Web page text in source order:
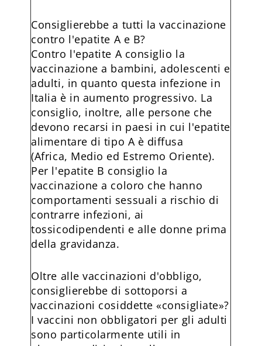
Consiglierebbe a tutti la vaccinazione
contro l'epatite A e B?
Contro l'epatite A consiglio la
vaccinazione a bambini, adolescenti e
adulti, in quanto questa infezione in
Italia è in aumento progressivo. La
consiglio, inoltre, alle persone che
devono recarsi in paesi in cui l'epatite
alimentare di tipo A è diffusa
(Africa, Medio ed Estremo Oriente).
Per l'epatite B consiglio la
vaccinazione a coloro che hanno
comportamenti sessuali a rischio di
contrarre infezioni, ai
tossicodipendenti e alle donne prima
della gravidanza.
Oltre alle vaccinazioni d'obbligo,
consiglierebbe di sottoporsi a
vaccinazioni cosiddette «consigliate»?
I vaccini non obbligatori per gli adulti
sono particolarmente utili in